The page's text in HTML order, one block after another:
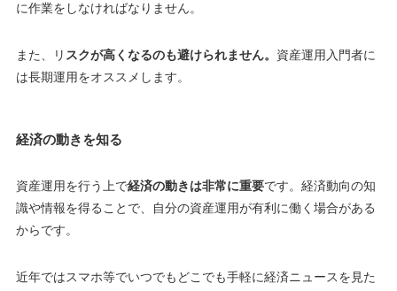
に作業をしなければなりません。
また、リ スクが高くなるのも避けられません。 資産運用入門者に
は長期運用をオススメします。
経済の動きを知る
資産運用を行う上で経済の動きは非常に重要です。経済動向の知
識や情報を得ることで、自分の資産運用が有利に働く場合がある
からです。
近年ではスマホ等でいつでもどこでも手軽に経済ニュースを見た